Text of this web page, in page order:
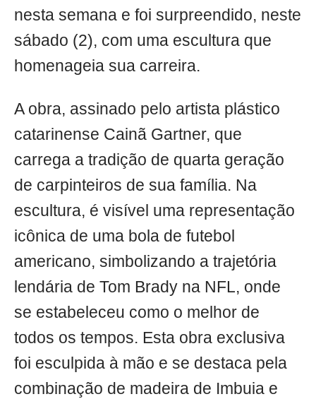
nesta semana e foi surpreendido, neste
sábado (2), com uma escultura que
homenageia sua carreira.
A obra, assinado pelo artista plástico
catarinense Cainã Gartner, que
carrega a tradição de quarta geração
de carpinteiros de sua família. Na
escultura, é visível uma representação
icônica de uma bola de futebol
americano, simbolizando a trajetória
lendária de Tom Brady na NFL, onde
se estabeleceu como o melhor de
todos os tempos. Esta obra exclusiva
foi esculpida à mão e se destaca pela
combinação de madeira de Imbuia e